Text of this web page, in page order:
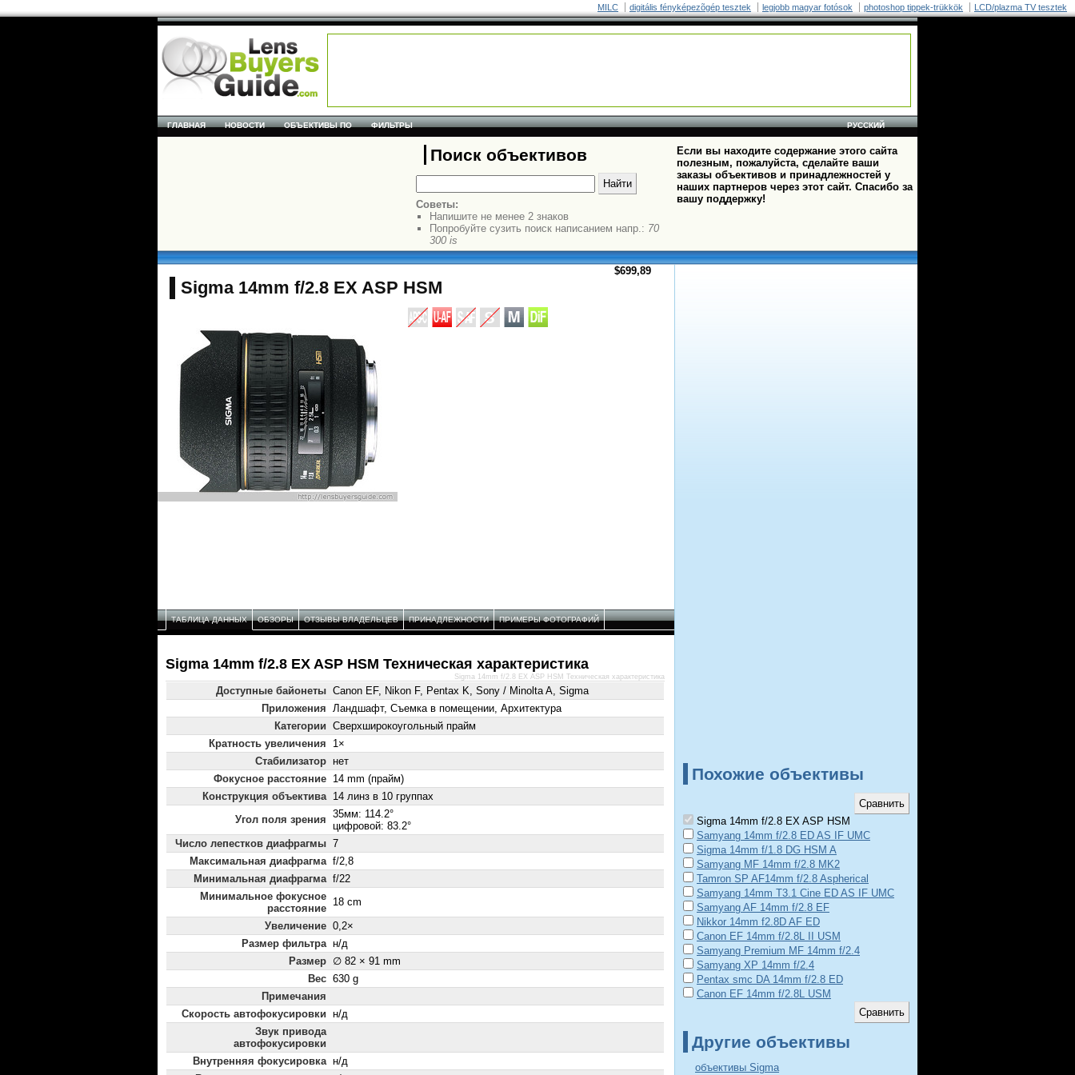
MILC digitális fényképezõgép tesztek legjobb magyar fotósok photoshop tippek-trükkök LCD/plazma TV tesztek
РУССКИЙ
ГЛАВНАЯ НОВОСТИ ОБЪЕКТИВЫ ПО ФИЛЬТРЫ
Поиск объективов
Советы:
Напишите не менее 2 знаков
Попробуйте сузить поиск написанием напр.: 70
300 is
Если вы находите содержание этого сайта
полезным, пожалуйста, сделайте ваши
заказы объективов и принадлежностей у
наших партнеров через этот сайт. Спасибо за
вашу поддержку!
$699,89
Sigma 14mm f/2.8 EX ASP HSM
ТАБЛИЦА ДАННЫХ ОБЗОРЫ ОТЗЫВЫ ВЛАДЕЛЬЦЕВ ПРИНАДЛЕЖНОСТИ ПРИМЕРЫ ФОТОГРАФИЙ
Sigma 14mm f/2.8 EX ASP HSM Техническая характеристика
Доступные байонеты Canon EF, Nikon F, Pentax K, Sony / Minolta A, Sigma
Приложения Ландшафт, Съемка в помещении, Архитектура
Категории Сверхширокоугольный прайм
Кратность увеличения
1×
Стабилизатор нет
Фокусное расстояние 14 mm (прайм)
Конструкция объектива 14 линз в 10 группах
Угол поля зрения 35мм: 114.2°
цифровой: 83.2°
Число лепестков диафрагмы 7
Максимальная диафрагма f/2,8
Минимальная диафрагма f/22
Минимальное фокусное
расстояние
18 cm
Увеличение 0,2×
Размер фильтра н/д
Размер ∅ 82 × 91 mm
Вес 630 g
Примечания
Скорость автофокусировки н/д
Звук привода
автофокусировки
Внутренняя фокусировка н/д
Sigma 14mm f/2.8 EX ASP HSM Техническая характеристика
Похожие объективы
Sigma 14mm f/2.8 EX ASP HSM
Samyang 14mm f/2.8 ED AS IF UMC
Sigma 14mm f/1.8 DG HSM A
Samyang MF 14mm f/2.8 MK2
Tamron SP AF14mm f/2.8 Aspherical
Samyang 14mm T3.1 Cine ED AS IF UMC
Samyang AF 14mm f/2.8 EF
Nikkor 14mm f2.8D AF ED
Canon EF 14mm f/2.8L II USM
Samyang Premium MF 14mm f/2.4
Samyang XP 14mm f/2.4
Pentax smc DA 14mm f/2.8 ED
Canon EF 14mm f/2.8L USM
Другие объективы
объективы Sigma